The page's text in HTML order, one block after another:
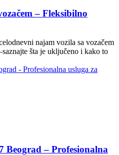
– Fleksibilno
najam vozila sa vozačem
šta je uključeno i kako to
Beograd – Profesionalna